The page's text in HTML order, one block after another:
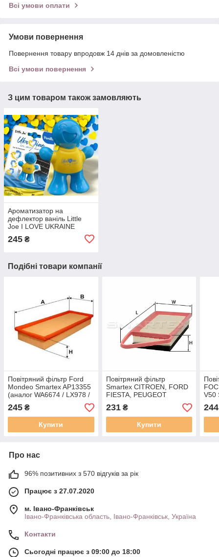
Всі умови оплати
Умови повернення
Повернення товару впродовж 14 днів за домовленістю
Всі умови повернення
З цим товаром також замовляють
Ароматизатор на
дефлектор ваніль Little
Joe I LOVE UKRAINE
245 ₴
Подібні товари компанії
Повітряний фільтр Ford
Mondeo Smartex AP13355
(аналог WA6674 / LX978 /
C3498 )
245 ₴
Купити
Повітряний фільтр
Smartex CITROEN, FORD
FIESTA, PEUGEOT
AP13101 (аналог WA6738
/ LX1282 / C3087/2 )
231₴
Купити
V50
244
Про нас
96% позитивних з 570 відгуків за рік
Працює з 27.07.2020
м. Івано-Франківськ
Івано-Франківська область, Івано-Франківськ, Україна
Контакти
Сьогодні працює з 09:00 до 18:00